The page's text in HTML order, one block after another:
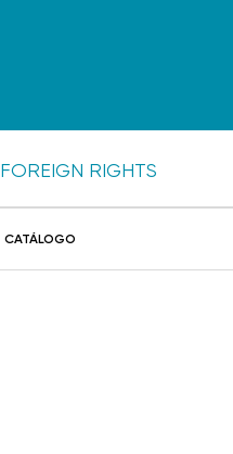
FOREIGN RIGHTS
CATÁLOGO